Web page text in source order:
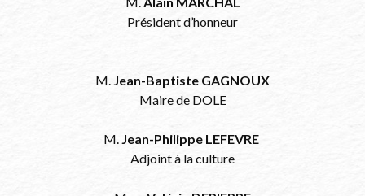
Président d’honneur
M.Jean-Baptiste GAGNOUX
Maire de DOLE
M.Jean-Philippe LEFEVRE
Adjoint à la culture